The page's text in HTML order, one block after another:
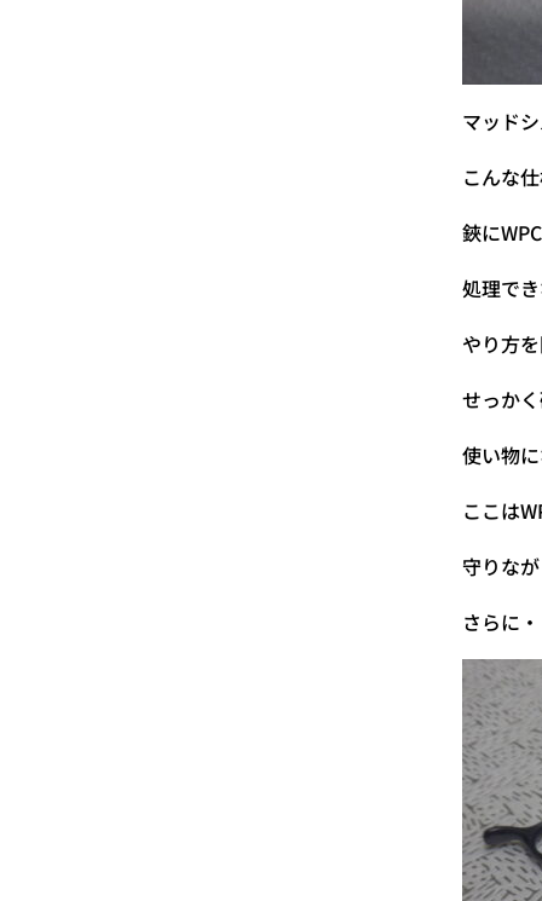
マッド
こんな
鋏に
処理で
やり方
せっか
使い物
ここは
守りな
さらに